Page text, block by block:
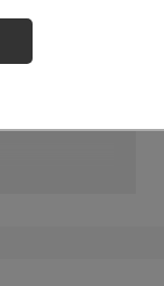
ホームグッ
ならではの臨